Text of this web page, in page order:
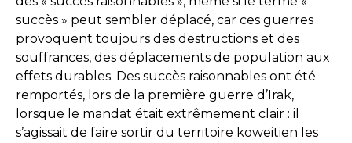
succès » peut sembler déplacé, car ces guerres
provoquent toujours des destructions et des
souffrances, des déplacements de population aux
effets durables. Des succès raisonnables ont été
remportés, lors de la première guerre d’Irak,
lorsque le mandat était extrêmement clair : il
s’agissait de faire sortir du territoire koweitien les